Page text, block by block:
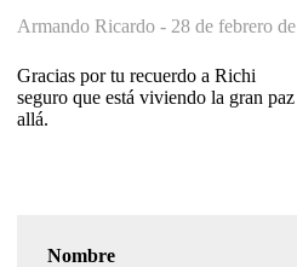
Armando Ricardo - 28 de febrero
Gracias por tu recuerdo a Richi
seguro que está viviendo la gran
allá.
Nombre